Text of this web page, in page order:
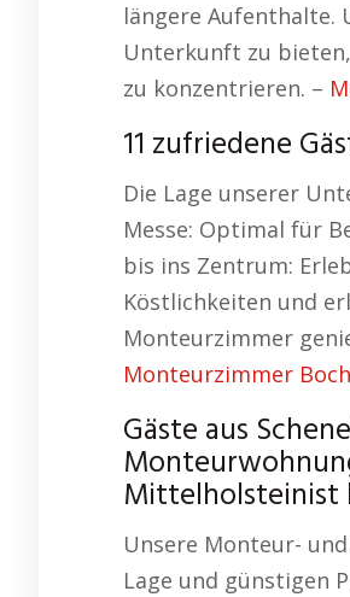
längere Aufenthalte.
Unterkunft zu
zu konzentrieren. –
11 zufriedene
Die Lage unserer
Messe: Optimal für
bis ins Zentrum:
Köstlichkeiten und
Monteurzimmer
Monteurzimmer
Gäste aus
Mittelholsteinist
Unsere Monteur-
Lage und günstigen